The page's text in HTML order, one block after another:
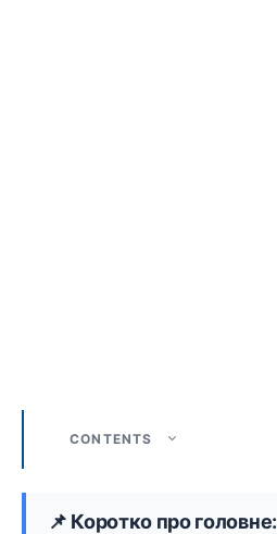
CONTENTS
📌 Коротко про головне: